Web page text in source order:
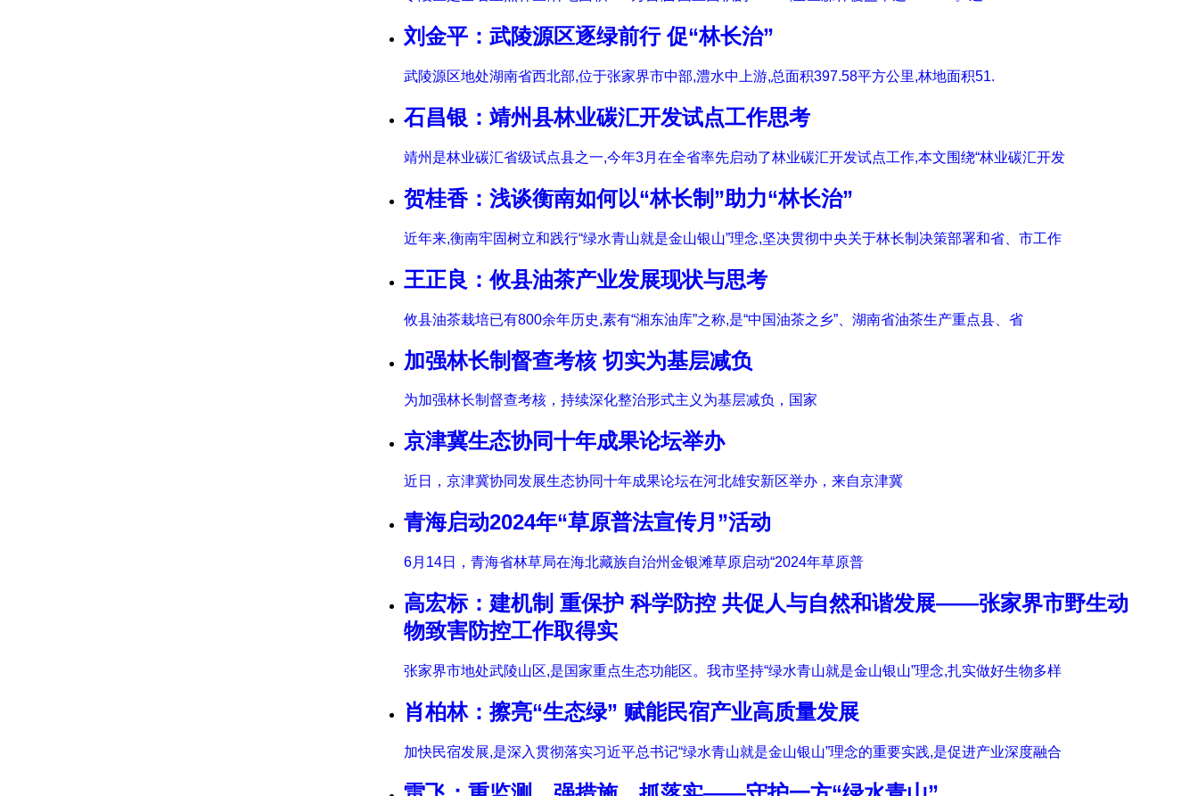
刘金平：武陵源区逐绿前行 促“林长治”
武陵源区地处湖南省西北部,位于张家界市中部,澧水中上游,总面积397.58平方公里,林地面积51.
石昌银：靖州县林业碳汇开发试点工作思考
靖州是林业碳汇省级试点县之一,今年3月在全省率先启动了林业碳汇开发试点工作,本文围绕“林业碳汇开发
贺桂香：浅谈衡南如何以“林长制”助力“林长治”
近年来,衡南牢固树立和践行“绿水青山就是金山银山”理念,坚决贯彻中央关于林长制决策部署和省、市工作
王正良：攸县油茶产业发展现状与思考
攸县油茶栽培已有800余年历史,素有“湘东油库”之称,是“中国油茶之乡”、湖南省油茶生产重点县、省
加强林长制督查考核 切实为基层减负
为加强林长制督查考核，持续深化整治形式主义为基层减负，国家
京津冀生态协同十年成果论坛举办
近日，京津冀协同发展生态协同十年成果论坛在河北雄安新区举办，来自京津冀
青海启动2024年“草原普法宣传月”活动
6月14日，青海省林草局在海北藏族自治州金银滩草原启动“2024年草原普
高宏标：建机制 重保护 科学防控 共促人与自然和谐发展——张家界市野生动
物致害防控工作取得实
张家界市地处武陵山区,是国家重点生态功能区。我市坚持“绿水青山就是金山银山”理念,扎实做好生物多样
肖柏林：擦亮“生态绿” 赋能民宿产业高质量发展
加快民宿发展,是深入贯彻落实习近平总书记“绿水青山就是金山银山”理念的重要实践,是促进产业深度融合